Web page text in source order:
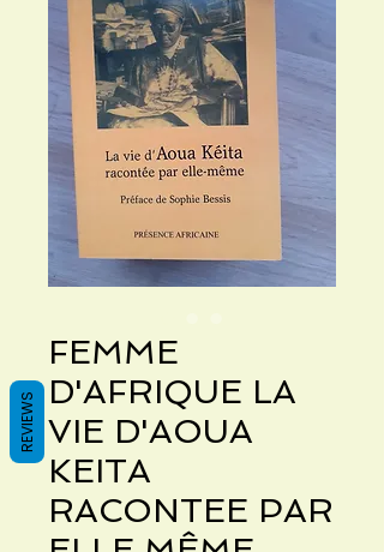
FEMME
D'AFRIQUE LA
VIE D'AOUA
KEITA
RACONTEE PAR
REVIEWS